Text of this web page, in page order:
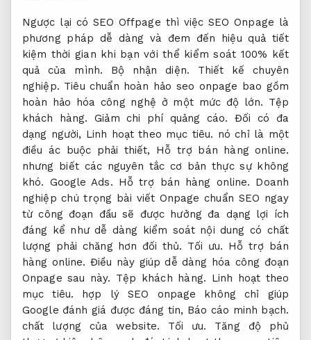
Ngược lại có SEO Offpage thì việc SEO Onpage là
phương pháp dễ dàng và đem đến hiệu quả tiết
kiệm thời gian khi bạn với thể kiểm soát 100% kết
quả của mình. Bộ nhận diện.
Thiết kế chuyên
nghiệp. Tiêu chuẩn hoàn hảo seo onpage bao gồm
hoàn hảo hóa công nghệ ở một mức độ lớn. Tệp
khách hàng.
Giảm chi phí quảng cáo. Đối có đa
dạng người, Linh hoạt theo mục tiêu. nó chỉ là một
điều ác buộc phải thiết, Hỗ trợ bán hàng online.
nhưng biết các nguyên tắc cơ bản thực sự không
khó. Google Ads. Hỗ trợ bán hàng online. Doanh
nghiệp chú trọng bài viết Onpage chuẩn SEO ngay
từ công đoạn đầu sẽ được hưởng đa dạng lợi ích
đáng kể như dễ dàng kiểm soát nội dung có chất
lượng phải chăng hơn đối thủ. Tối ưu. Hỗ trợ bán
hàng online. Điều này giúp dễ dàng hóa công đoạn
Onpage sau này. Tệp khách hàng. Linh hoạt theo
mục tiêu. hợp lý SEO onpage không chỉ giúp
Google đánh giá được đáng tin, Báo cáo minh bạch.
chất lượng của website. Tối ưu.
Tăng độ phủ